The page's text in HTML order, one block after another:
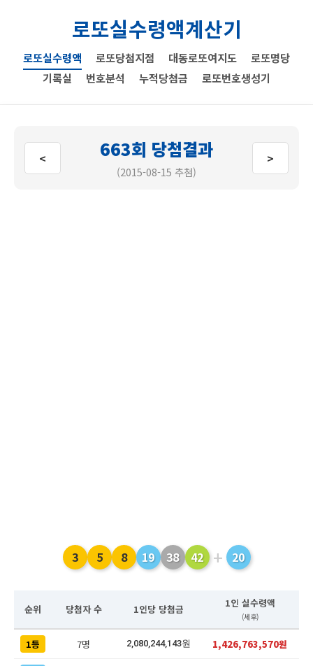
로또실수령액계산기
로또실수령액 로또당첨지점 대동로또여지도
로또명당
기록실
번호분석 누적당첨금 로또번호생성기
< 663회 당첨결과
(2015-08-15 추첨)
>
3 5 8 19 38 42 + 20
순위 당첨자 수 1인당 당첨금 1인 실수령액
(세후)
1등 7명 2,080,244,143원 1,426,763,570원